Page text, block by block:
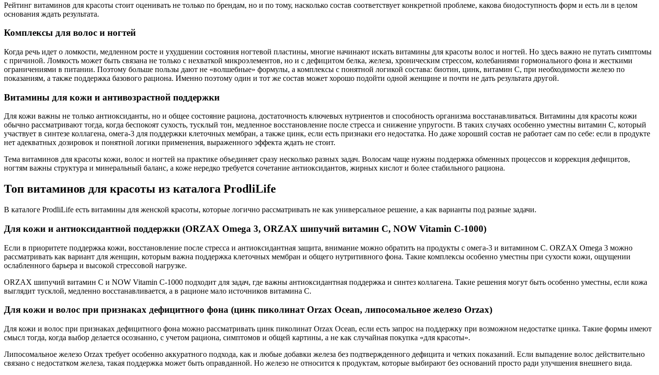
Рейтинг витаминов для красоты стоит оценивать не только по брендам, но и по тому, насколько состав соответствует конкретной проблеме, какова биодоступность форм и есть ли в целом
основания ждать результата.
Комплексы для волос и ногтей
Когда речь идет о ломкости, медленном росте и ухудшении состояния ногтевой пластины, многие начинают искать витамины для красоты волос и ногтей. Но здесь важно не путать симптомы
с причиной. Ломкость может быть связана не только с нехваткой микроэлементов, но и с дефицитом белка, железа, хроническим стрессом, колебаниями гормонального фона и жесткими
ограничениями в питании. Поэтому больше пользы дают не «волшебные» формулы, а комплексы с понятной логикой состава: биотин, цинк, витамин C, при необходимости железо по
показаниям, а также поддержка базового рациона. Именно поэтому один и тот же состав может хорошо подойти одной женщине и почти не дать результата другой.
Витамины для кожи и антивозрастной поддержки
Для кожи важны не только антиоксиданты, но и общее состояние рациона, достаточность ключевых нутриентов и способность организма восстанавливаться. Витамины для красоты кожи
обычно рассматривают тогда, когда беспокоят сухость, тусклый тон, медленное восстановление после стресса и снижение упругости. В таких случаях особенно уместны витамин C, который
участвует в синтезе коллагена, омега-3 для поддержки клеточных мембран, а также цинк, если есть признаки его недостатка. Но даже хороший состав не работает сам по себе: если в продукте
нет адекватных дозировок и понятной логики применения, выраженного эффекта ждать не стоит.
Тема витаминов для красоты кожи, волос и ногтей на практике объединяет сразу несколько разных задач. Волосам чаще нужны поддержка обменных процессов и коррекция дефицитов,
ногтям важны структура и минеральный баланс, а коже нередко требуется сочетание антиоксидантов, жирных кислот и более стабильного рациона.
Топ витаминов для красоты из каталога ProdliLife
В каталоге ProdliLife есть витамины для женской красоты, которые логично рассматривать не как универсальное решение, а как варианты под разные задачи.
Для кожи и антиоксидантной поддержки (ORZAX Omega 3, ORZAX шипучий витамин C, NOW Vitamin C-1000)
Если в приоритете поддержка кожи, восстановление после стресса и антиоксидантная защита, внимание можно обратить на продукты с омега-3 и витамином C. ORZAX Omega 3 можно
рассматривать как вариант для женщин, которым важна поддержка клеточных мембран и общего нутритивного фона. Такие комплексы особенно уместны при сухости кожи, ощущении
ослабленного барьера и высокой стрессовой нагрузке.
ORZAX шипучий витамин C и NOW Vitamin C-1000 подходит для задач, где важны антиоксидантная поддержка и синтез коллагена. Такие решения могут быть особенно уместны, если кожа
выглядит тусклой, медленно восстанавливается, а в рационе мало источников витамина C.
Для кожи и волос при признаках дефицитного фона (цинк пиколинат Orzax Ocean, липосомальное железо Orzax)
Для кожи и волос при признаках дефицитного фона можно рассматривать цинк пиколинат Orzax Ocean, если есть запрос на поддержку при возможном недостатке цинка. Такие формы имеют
смысл тогда, когда выбор делается осознанно, с учетом рациона, симптомов и общей картины, а не как случайная покупка «для красоты».
Липосомальное железо Orzax требует особенно аккуратного подхода, как и любые добавки железа без подтвержденного дефицита и четких показаний. Если выпадение волос действительно
связано с недостатком железа, такая поддержка может быть оправданной. Но железо не относится к продуктам, которые выбирают без оснований просто ради улучшения внешнего вида.